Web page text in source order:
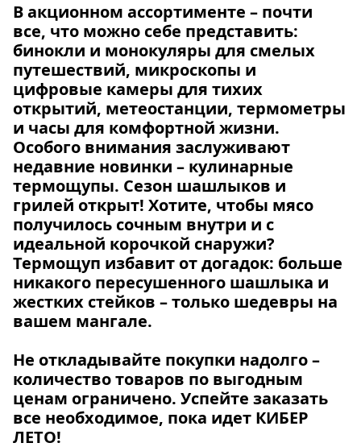
В акционном ассортименте – почти
все, что можно себе представить:
бинокли и монокуляры для смелых
путешествий, микроскопы и
цифровые камеры для тихих
открытий, метеостанции, термометры
и часы для комфортной жизни.
Особого внимания заслуживают
недавние новинки – кулинарные
термощупы. Сезон шашлыков и
грилей открыт! Хотите, чтобы мясо
получилось сочным внутри и с
идеальной корочкой снаружи?
Термощуп избавит от догадок: больше
никакого пересушенного шашлыка и
жестких стейков – только шедевры на
вашем мангале.
Не откладывайте покупки надолго –
количество товаров по выгодным
ценам ограничено. Успейте заказать
все необходимое, пока идет КИБЕР
ЛЕТО!